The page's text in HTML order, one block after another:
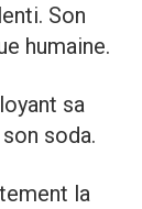
Son
humaine.
sa
soda.
la